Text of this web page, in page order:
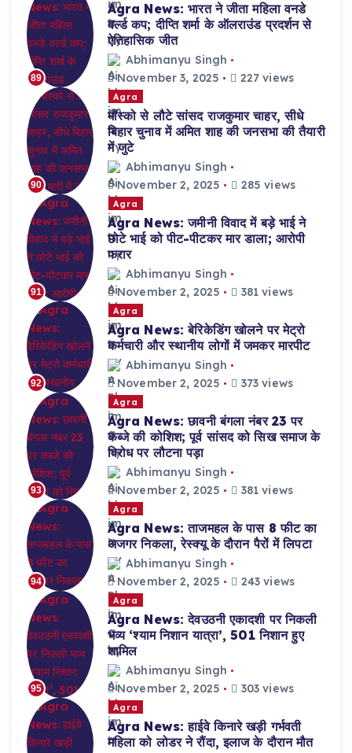
89
Agra News: भारत ने जीता महिला वनडे
वर्ल्ड कप; दीप्ति शर्मा के ऑलराउंड प्रदर्शन से
ऐतिहासिक जीत
Abhimanyu Singh
November 3, 2025
227 views
90
Agra
मॉस्को से लौटे सांसद राजकुमार चाहर, सीधे
बिहार चुनाव में अमित शाह की जनसभा की तैयारी
में जुटे
Abhimanyu Singh
November 2, 2025
285 views
91
Agra
Agra News: जमीनी विवाद में बड़े भाई ने
छोटे भाई को पीट-पीटकर मार डाला; आरोपी
फरार
Abhimanyu Singh
November 2, 2025
381 views
92
Agra
Agra News: बेरिकेडिंग खोलने पर मेट्रो
कर्मचारी और स्थानीय लोगों में जमकर मारपीट
Abhimanyu Singh
November 2, 2025
373 views
93
Agra
Agra News: छावनी बंगला नंबर 23 पर
कब्जे की कोशिश; पूर्व सांसद को सिख समाज के
विरोध पर लौटना पड़ा
Abhimanyu Singh
November 2, 2025
381 views
94
Agra
Agra News: ताजमहल के पास 8 फीट का
अजगर निकला, रेस्क्यू के दौरान पैरों में लिपटा
Abhimanyu Singh
November 2, 2025
243 views
95
Agra
Agra News: देवउठनी एकादशी पर निकली
भव्य ‘श्याम निशान यात्रा’, 501 निशान हुए
शामिल
Abhimanyu Singh
November 2, 2025
303 views
Agra
Agra News: हाईवे किनारे खड़ी गर्भवती
महिला को लोडर ने रौंदा, इलाज के दौरान मौत